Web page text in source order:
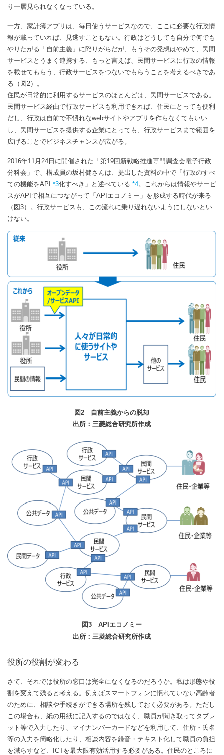
り一層見られなくなっている。
一方、家計簿アプリは、毎日使うサービスなので、ここに必要な行政情
報が載っていれば、見逃すこともない。行政はどうしても自分で何でも
やりたがる「自前主義」に陥りがちだが、もうその発想はやめて、民間
サービスとうまく連携する、もっと言えば、民間サービスに行政の情報
を載せてもらう、行政サービスをつないでもらうことを考えるべきであ
る（図2）。
住民が日常的に利用するサービスのほとんどは、民間サービスである。
民間サービス経由で行政サービスも利用できれば、住民にとっても便利
だし、行政は自前で不慣れなwebサイトやアプリを作らなくてもいい
し、民間サービスを提供する企業にとっても、行政サービスまで範囲を
広げることでビジネスチャンスが広がる。
2016年11月24日に開催された「第19回新戦略推進専門調査会電子行政
分科会」で、構成員の坂村健さんは、提出した資料の中で「行政のすべ
ての機能をAPI *3化すべき」と述べている *4。これからは情報やサービ
スがAPIで相互につながって「APIエコノミー」を形成する時代が来る
（図3）。行政サービスも、この流れに乗り遅れないようにしないとい
けない。
図2 自前主義からの脱却
出所：三菱総合研究所作成
図3 APIエコノミー
出所：三菱総合研究所作成
役所の役割が変わる
さて、それでは役所の窓口は完全になくなるのだろうか。私は形態や役
割を変えて残ると考える。例えばスマートフォンに慣れていない高齢者
のために、相談や手続きができる場所を残しておく必要がある。ただし
この場合も、紙の用紙に記入するのではなく、職員が聞き取ってタブレ
ット等で入力したり、マイナンバーカードなどを利用して、住所・氏名
等の入力を簡略化したり、相談内容を録音・テキスト化して職員の負担
を減らすなど、ICTを最大限有効活用する必要がある。住民のところに